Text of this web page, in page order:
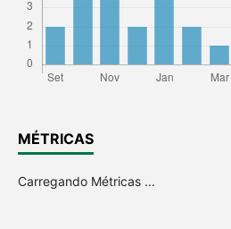
MÉTRICAS
Carregando Métricas ...